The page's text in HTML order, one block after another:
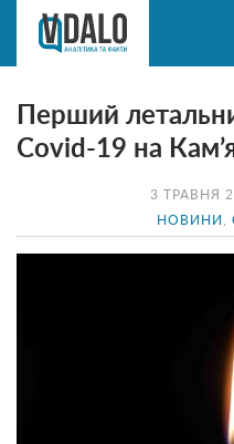
3 ТРАВНЯ
НОВИНИ
Перший
Covid-19 на